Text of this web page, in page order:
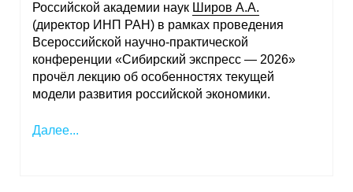
О совете
Регулярные прогнозы
Квартальный прогноз
Российской академии наук Широв А.А.
(директор ИНП РАН) в рамках проведения
Всероссийской научно-практической
конференции «Сибирский экспресс — 2026»
прочёл лекцию об особенностях текущей
модели развития российской экономики.
Далее...